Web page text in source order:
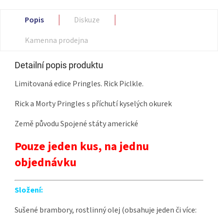
Popis
Diskuze
Kamenna prodejna
Detailní popis produktu
Limitovaná edice Pringles. Rick Piclkle.
Rick a Morty Pringles s příchutí kyselých okurek
Země původu Spojené státy americké
Pouze jeden kus, na jednu
objednávku
Složení:
Sušené brambory, rostlinný olej (obsahuje jeden či více: